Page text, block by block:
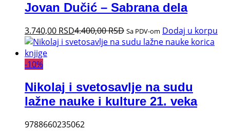
Jovan Dučić – Sabrana dela
3.740,00 RSD4.400,00RSD Sa PDV-om Dodaj u korpu
-10%
Nikolaj i svetosavlje na sudu
lažne nauke i kulture 21. veka
9788660235062